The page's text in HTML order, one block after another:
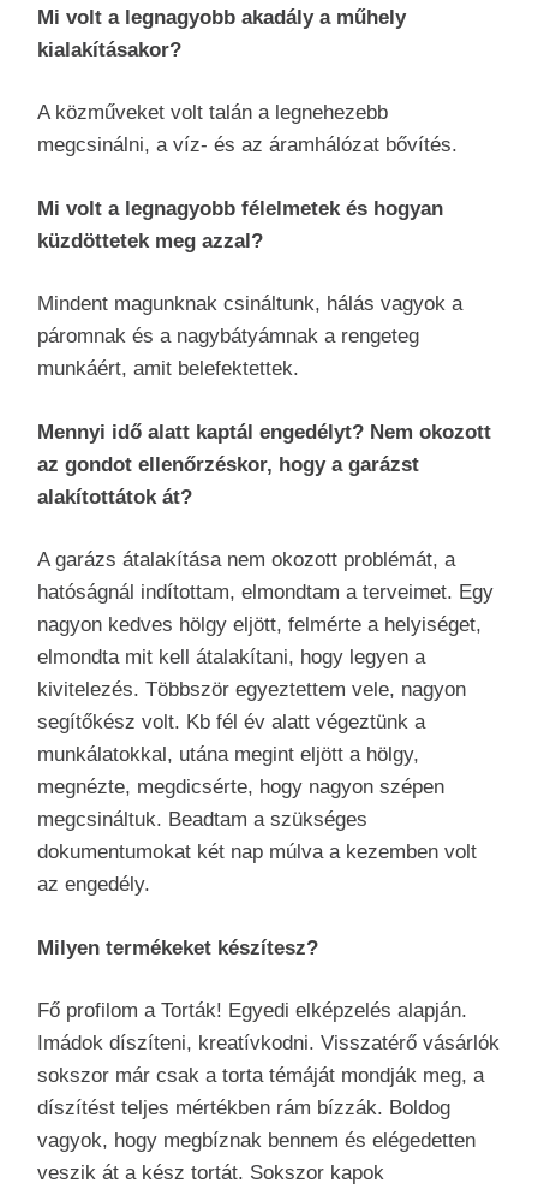
Mi volt a legnagyobb akadály a műhely
kialakításakor?
A közműveket volt talán a legnehezebb
megcsinálni, a víz- és az áramhálózat bővítés.
Mi volt a legnagyobb félelmetek és hogyan
küzdöttetek meg azzal?
Mindent magunknak csináltunk, hálás vagyok a
páromnak és a nagybátyámnak a rengeteg
munkáért, amit belefektettek.
Mennyi idő alatt kaptál engedélyt? Nem okozott
az gondot ellenőrzéskor, hogy a garázst
alakítottátok át?
A garázs átalakítása nem okozott problémát, a
hatóságnál indítottam, elmondtam a terveimet. Egy
nagyon kedves hölgy eljött, felmérte a helyiséget,
elmondta mit kell átalakítani, hogy legyen a
kivitelezés. Többször egyeztettem vele, nagyon
segítőkész volt. Kb fél év alatt végeztünk a
munkálatokkal, utána megint eljött a hölgy,
megnézte, megdicsérte, hogy nagyon szépen
megcsináltuk. Beadtam a szükséges
dokumentumokat két nap múlva a kezemben volt
az engedély.
Milyen termékeket készítesz?
Fő profilom a Torták! Egyedi elképzelés alapján.
Imádok díszíteni, kreatívkodni. Visszatérő vásárlók
sokszor már csak a torta témáját mondják meg, a
díszítést teljes mértékben rám bízzák. Boldog
vagyok, hogy megbíznak bennem és elégedetten
veszik át a kész tortát. Sokszor kapok